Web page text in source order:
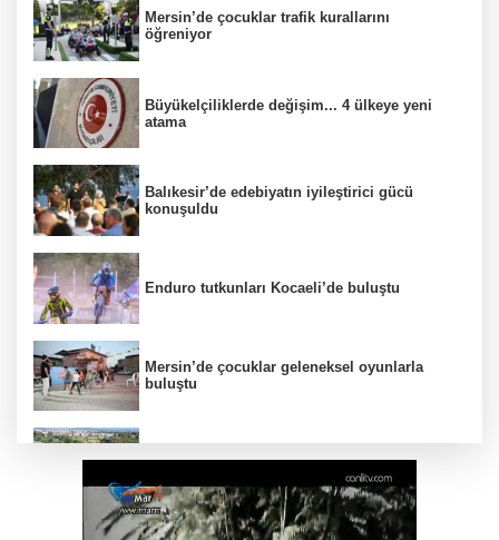
Mersin’de çocuklar trafik kurallarını
öğreniyor
Büyükelçiliklerde değişim... 4 ülkeye yeni
atama
Balıkesir’de edebiyatın iyileştirici gücü
konuşuldu
Enduro tutkunları Kocaeli’de buluştu
Mersin’de çocuklar geleneksel oyunlarla
buluştu
Manisa’da üst geçide asansör kolaylığı